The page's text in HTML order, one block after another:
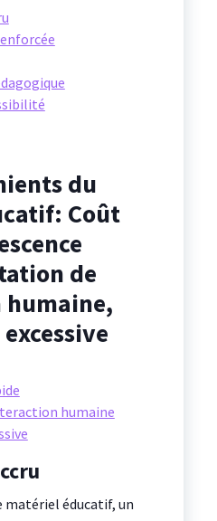
du
Coût
de
humaine,
humaine
matériel éducatif, un